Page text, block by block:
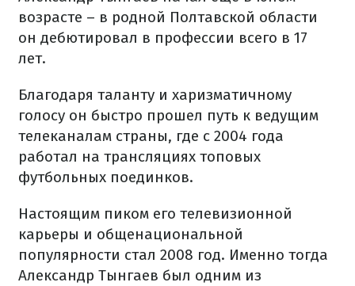
возрасте – в родной Полтавской области
он дебютировал в профессии всего в 17
лет.
Благодаря таланту и харизматичному
голосу он быстро прошел путь к ведущим
телеканалам страны, где с 2004 года
работал на трансляциях топовых
футбольных поединков.
Настоящим пиком его телевизионной
карьеры и общенациональной
популярности стал 2008 год. Именно тогда
Александр Тынгаев был одним из